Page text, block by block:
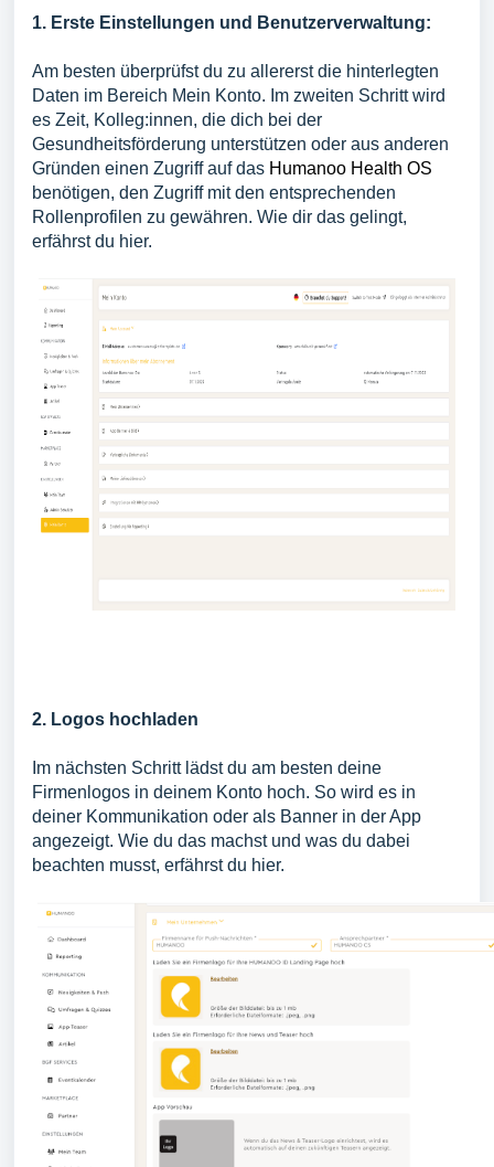
1. Erste Einstellungen und Benutzerverwaltung:
Am besten überprüfst du zu allererst die hinterlegten
Daten im Bereich Mein Konto. Im zweiten Schritt wird
es Zeit, Kolleg:innen, die dich bei der
Gesundheitsförderung unterstützen oder aus anderen
Gründen einen Zugriff auf das Humanoo Health OS
benötigen, den Zugriff mit den entsprechenden
Rollenprofilen zu gewähren. Wie dir das gelingt,
erfährst du hier.
2. Logos hochladen
Im nächsten Schritt lädst du am besten deine
Firmenlogos in deinem Konto hoch. So wird es in
deiner Kommunikation oder als Banner in der App
angezeigt. Wie du das machst und was du dabei
beachten musst, erfährst du hier.